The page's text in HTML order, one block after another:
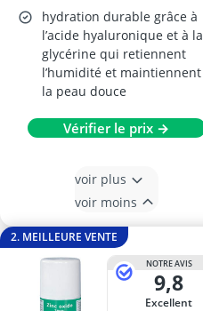
hydration durable grâce à
l’acide hyaluronique et à la
glycérine qui retiennent
l’humidité et maintiennent
la peau douce
Vérifier le prix →
voir plus
voir moins
2. MEILLEURE VENTE
NOTRE AVIS
9,8
Excellent